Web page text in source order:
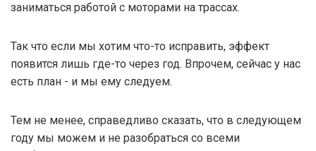
заниматься работой с моторами на трассах.
Так что если мы хотим что-то исправить, эффект
появится лишь где-то через год. Впрочем, сейчас у нас
есть план - и мы ему следуем.
Тем не менее, справедливо сказать, что в следующем
году мы можем и не разобраться со всеми